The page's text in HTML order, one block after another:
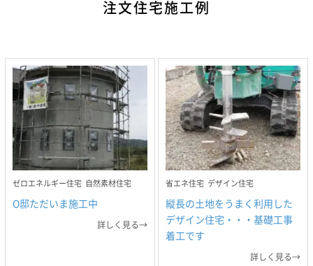
注文住宅施工例
ゼロエネルギー住宅 自然素材住宅
O邸ただいま施工中
詳しく見る→
省エネ住宅 デザイン住宅
縦長の土地をうまく利用した
デザイン住宅・・・基礎工事
着工です
詳しく見る→